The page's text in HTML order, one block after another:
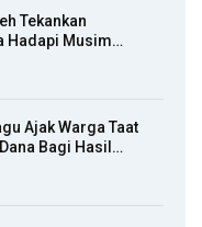
Tekankan
Hadapi Musim…
Ajak Warga Taat
Bagi Hasil…